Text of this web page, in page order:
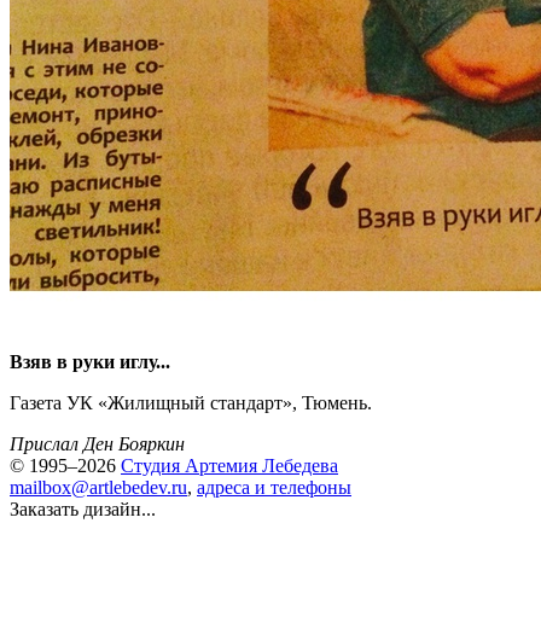
Взяв в руки иглу...
Газета УК «Жилищный стандарт», Тюмень.
Прислал Ден Бояркин
© 1995–2026 Студия Артемия Лебедева
mailbox@artlebedev.ru, адреса и телефоны
Заказать дизайн...